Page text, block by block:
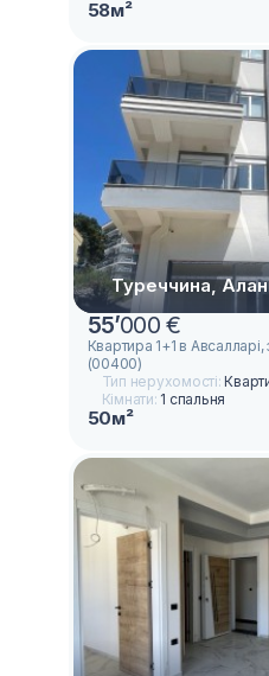
58м²
Туреччина,
55’000 €
Квартира 1+1 в
(00400)
Тип нерухомості:
Кімнати: 1 спальня
50м²